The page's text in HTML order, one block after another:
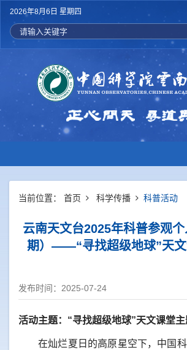
2026年8月6日 星期四
当前位置： 首页 科学传播 科普活动
云南天文台2025年科普参观
期）——“寻找超级地球”天文
发布时间：2025-07-24
活动主题：“寻找超级地球”天文课堂主
在灿烂夏日的高原星空下，中国